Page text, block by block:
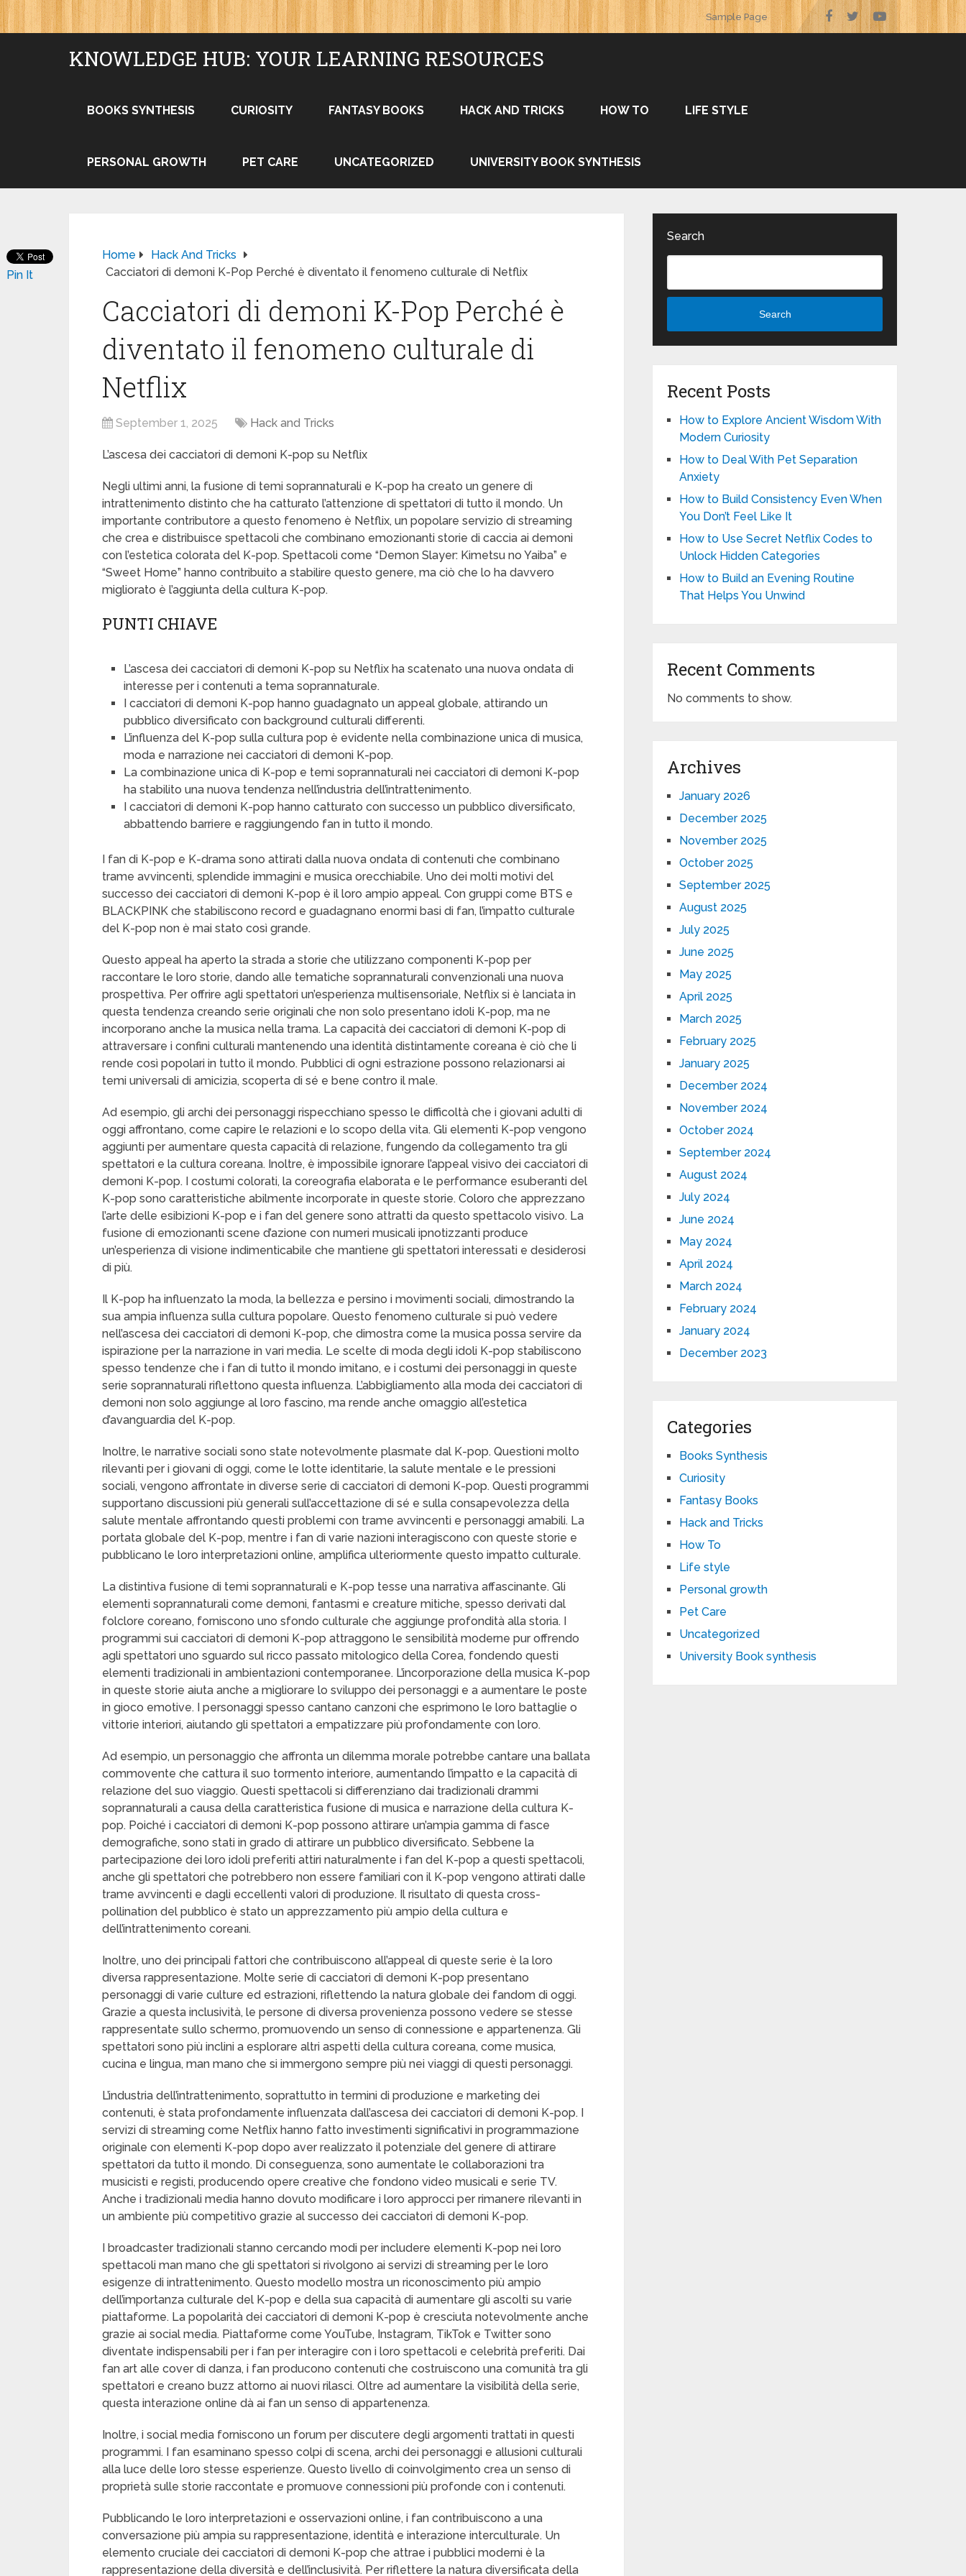
Sample Page
KNOWLEDGE HUB: YOUR LEARNING RESOURCES
BOOKS SYNTHESIS CURIOSITY FANTASY BOOKS HACK AND TRICKS HOW TO LIFE STYLE
PERSONAL GROWTH PET CARE UNCATEGORIZED UNIVERSITY BOOK SYNTHESIS
Home
Hack And Tricks
Cacciatori di demoni K-Pop Perché è diventato il fenomeno culturale di Netflix
Cacciatori di demoni K-Pop Perché è
diventato il fenomeno culturale di
Netflix
September 1, 2025 Hack and Tricks
L’ascesa dei cacciatori di demoni K-pop su Netflix
Negli ultimi anni, la fusione di temi soprannaturali e K-pop ha creato un genere di
intrattenimento distinto che ha catturato l’attenzione di spettatori di tutto il mondo. Un
importante contributore a questo fenomeno è Netflix, un popolare servizio di streaming
che crea e distribuisce spettacoli che combinano emozionanti storie di caccia ai demoni
con l’estetica colorata del K-pop. Spettacoli come “Demon Slayer: Kimetsu no Yaiba” e
“Sweet Home” hanno contribuito a stabilire questo genere, ma ciò che lo ha davvero
migliorato è l’aggiunta della cultura K-pop.
PUNTI CHIAVE
L’ascesa dei cacciatori di demoni K-pop su Netflix ha scatenato una nuova ondata di
interesse per i contenuti a tema soprannaturale.
I cacciatori di demoni K-pop hanno guadagnato un appeal globale, attirando un
pubblico diversificato con background culturali differenti.
L’influenza del K-pop sulla cultura pop è evidente nella combinazione unica di musica,
moda e narrazione nei cacciatori di demoni K-pop.
La combinazione unica di K-pop e temi soprannaturali nei cacciatori di demoni K-pop
ha stabilito una nuova tendenza nell’industria dell’intrattenimento.
I cacciatori di demoni K-pop hanno catturato con successo un pubblico diversificato,
abbattendo barriere e raggiungendo fan in tutto il mondo.
I fan di K-pop e K-drama sono attirati dalla nuova ondata di contenuti che combinano
trame avvincenti, splendide immagini e musica orecchiabile. Uno dei molti motivi del
successo dei cacciatori di demoni K-pop è il loro ampio appeal. Con gruppi come BTS e
BLACKPINK che stabiliscono record e guadagnano enormi basi di fan, l’impatto culturale
del K-pop non è mai stato così grande.
Questo appeal ha aperto la strada a storie che utilizzano componenti K-pop per
raccontare le loro storie, dando alle tematiche soprannaturali convenzionali una nuova
prospettiva. Per offrire agli spettatori un’esperienza multisensoriale, Netflix si è lanciata in
questa tendenza creando serie originali che non solo presentano idoli K-pop, ma ne
incorporano anche la musica nella trama. La capacità dei cacciatori di demoni K-pop di
attraversare i confini culturali mantenendo una identità distintamente coreana è ciò che li
rende così popolari in tutto il mondo. Pubblici di ogni estrazione possono relazionarsi ai
temi universali di amicizia, scoperta di sé e bene contro il male.
Ad esempio, gli archi dei personaggi rispecchiano spesso le difficoltà che i giovani adulti di
oggi affrontano, come capire le relazioni e lo scopo della vita. Gli elementi K-pop vengono
aggiunti per aumentare questa capacità di relazione, fungendo da collegamento tra gli
spettatori e la cultura coreana. Inoltre, è impossibile ignorare l’appeal visivo dei cacciatori di
demoni K-pop. I costumi colorati, la coreografia elaborata e le performance esuberanti del
K-pop sono caratteristiche abilmente incorporate in queste storie. Coloro che apprezzano
l’arte delle esibizioni K-pop e i fan del genere sono attratti da questo spettacolo visivo. La
fusione di emozionanti scene d’azione con numeri musicali ipnotizzanti produce
un’esperienza di visione indimenticabile che mantiene gli spettatori interessati e desiderosi
di più.
Il K-pop ha influenzato la moda, la bellezza e persino i movimenti sociali, dimostrando la
sua ampia influenza sulla cultura popolare. Questo fenomeno culturale si può vedere
nell’ascesa dei cacciatori di demoni K-pop, che dimostra come la musica possa servire da
ispirazione per la narrazione in vari media. Le scelte di moda degli idoli K-pop stabiliscono
spesso tendenze che i fan di tutto il mondo imitano, e i costumi dei personaggi in queste
serie soprannaturali riflettono questa influenza. L’abbigliamento alla moda dei cacciatori di
demoni non solo aggiunge al loro fascino, ma rende anche omaggio all’estetica
d’avanguardia del K-pop.
Inoltre, le narrative sociali sono state notevolmente plasmate dal K-pop. Questioni molto
rilevanti per i giovani di oggi, come le lotte identitarie, la salute mentale e le pressioni
sociali, vengono affrontate in diverse serie di cacciatori di demoni K-pop. Questi programmi
supportano discussioni più generali sull’accettazione di sé e sulla consapevolezza della
salute mentale affrontando questi problemi con trame avvincenti e personaggi amabili. La
portata globale del K-pop, mentre i fan di varie nazioni interagiscono con queste storie e
pubblicano le loro interpretazioni online, amplifica ulteriormente questo impatto culturale.
La distintiva fusione di temi soprannaturali e K-pop tesse una narrativa affascinante. Gli
elementi soprannaturali come demoni, fantasmi e creature mitiche, spesso derivati dal
folclore coreano, forniscono uno sfondo culturale che aggiunge profondità alla storia. I
programmi sui cacciatori di demoni K-pop attraggono le sensibilità moderne pur offrendo
agli spettatori uno sguardo sul ricco passato mitologico della Corea, fondendo questi
elementi tradizionali in ambientazioni contemporanee. L’incorporazione della musica K-pop
in queste storie aiuta anche a migliorare lo sviluppo dei personaggi e a aumentare le poste
in gioco emotive. I personaggi spesso cantano canzoni che esprimono le loro battaglie o
vittorie interiori, aiutando gli spettatori a empatizzare più profondamente con loro.
Ad esempio, un personaggio che affronta un dilemma morale potrebbe cantare una ballata
commovente che cattura il suo tormento interiore, aumentando l’impatto e la capacità di
relazione del suo viaggio. Questi spettacoli si differenziano dai tradizionali drammi
soprannaturali a causa della caratteristica fusione di musica e narrazione della cultura K-
pop. Poiché i cacciatori di demoni K-pop possono attirare un’ampia gamma di fasce
demografiche, sono stati in grado di attirare un pubblico diversificato. Sebbene la
partecipazione dei loro idoli preferiti attiri naturalmente i fan del K-pop a questi spettacoli,
anche gli spettatori che potrebbero non essere familiari con il K-pop vengono attirati dalle
trame avvincenti e dagli eccellenti valori di produzione. Il risultato di questa cross-
pollination del pubblico è stato un apprezzamento più ampio della cultura e
dell’intrattenimento coreani.
Inoltre, uno dei principali fattori che contribuiscono all’appeal di queste serie è la loro
diversa rappresentazione. Molte serie di cacciatori di demoni K-pop presentano
personaggi di varie culture ed estrazioni, riflettendo la natura globale dei fandom di oggi.
Grazie a questa inclusività, le persone di diversa provenienza possono vedere se stesse
rappresentate sullo schermo, promuovendo un senso di connessione e appartenenza. Gli
spettatori sono più inclini a esplorare altri aspetti della cultura coreana, come musica,
cucina e lingua, man mano che si immergono sempre più nei viaggi di questi personaggi.
L’industria dell’intrattenimento, soprattutto in termini di produzione e marketing dei
contenuti, è stata profondamente influenzata dall’ascesa dei cacciatori di demoni K-pop. I
servizi di streaming come Netflix hanno fatto investimenti significativi in programmazione
originale con elementi K-pop dopo aver realizzato il potenziale del genere di attirare
spettatori da tutto il mondo. Di conseguenza, sono aumentate le collaborazioni tra
musicisti e registi, producendo opere creative che fondono video musicali e serie TV.
Anche i tradizionali media hanno dovuto modificare i loro approcci per rimanere rilevanti in
un ambiente più competitivo grazie al successo dei cacciatori di demoni K-pop.
I broadcaster tradizionali stanno cercando modi per includere elementi K-pop nei loro
spettacoli man mano che gli spettatori si rivolgono ai servizi di streaming per le loro
esigenze di intrattenimento. Questo modello mostra un riconoscimento più ampio
dell’importanza culturale del K-pop e della sua capacità di aumentare gli ascolti su varie
piattaforme. La popolarità dei cacciatori di demoni K-pop è cresciuta notevolmente anche
grazie ai social media. Piattaforme come YouTube, Instagram, TikTok e Twitter sono
diventate indispensabili per i fan per interagire con i loro spettacoli e celebrità preferiti. Dai
fan art alle cover di danza, i fan producono contenuti che costruiscono una comunità tra gli
spettatori e creano buzz attorno ai nuovi rilasci. Oltre ad aumentare la visibilità della serie,
questa interazione online dà ai fan un senso di appartenenza.
Inoltre, i social media forniscono un forum per discutere degli argomenti trattati in questi
programmi. I fan esaminano spesso colpi di scena, archi dei personaggi e allusioni culturali
alla luce delle loro stesse esperienze. Questo livello di coinvolgimento crea un senso di
proprietà sulle storie raccontate e promuove connessioni più profonde con i contenuti.
Pubblicando le loro interpretazioni e osservazioni online, i fan contribuiscono a una
conversazione più ampia su rappresentazione, identità e interazione interculturale. Un
elemento cruciale dei cacciatori di demoni K-pop che attrae i pubblici moderni è la
rappresentazione della diversità e dell’inclusività. Per riflettere la natura diversificata della
Pin It
Search
Search
Recent Posts
How to Explore Ancient Wisdom With
Modern Curiosity
How to Deal With Pet Separation
Anxiety
How to Build Consistency Even When
You Don’t Feel Like It
How to Use Secret Netflix Codes to
Unlock Hidden Categories
How to Build an Evening Routine
That Helps You Unwind
Recent Comments
No comments to show.
Archives
January 2026
December 2025
November 2025
October 2025
September 2025
August 2025
July 2025
June 2025
May 2025
April 2025
March 2025
February 2025
January 2025
December 2024
November 2024
October 2024
September 2024
August 2024
July 2024
June 2024
May 2024
April 2024
March 2024
February 2024
January 2024
December 2023
Categories
Books Synthesis
Curiosity
Fantasy Books
Hack and Tricks
How To
Life style
Personal growth
Pet Care
Uncategorized
University Book synthesis